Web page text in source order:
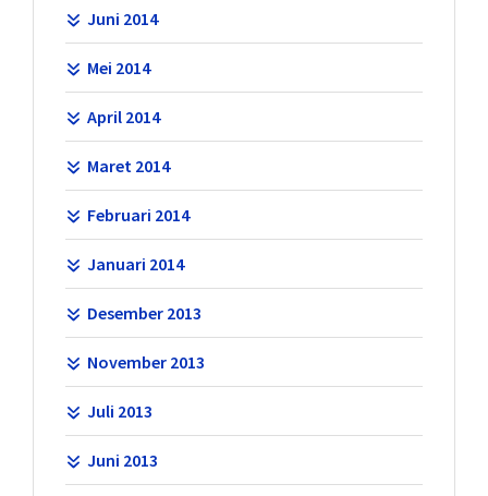
Juni 2014
Mei 2014
April 2014
Maret 2014
Februari 2014
Januari 2014
Desember 2013
November 2013
Juli 2013
Juni 2013